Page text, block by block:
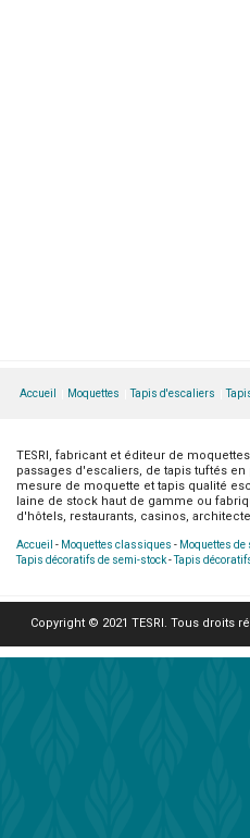
Accueil Moquettes Tapis d'escaliers
TESRI, fabricant et éditeur de
passages d'escaliers, de tapis tuftés
mesure de moquette et tapis qualité
laine de stock haut de gamme ou
d'hôtels, restaurants, casinos,
Accueil - Moquettes classiques - Moquettes de
Tapis décoratifs de semi-stock-Tapis
Copyright © 2021 TESRI. Tous droits